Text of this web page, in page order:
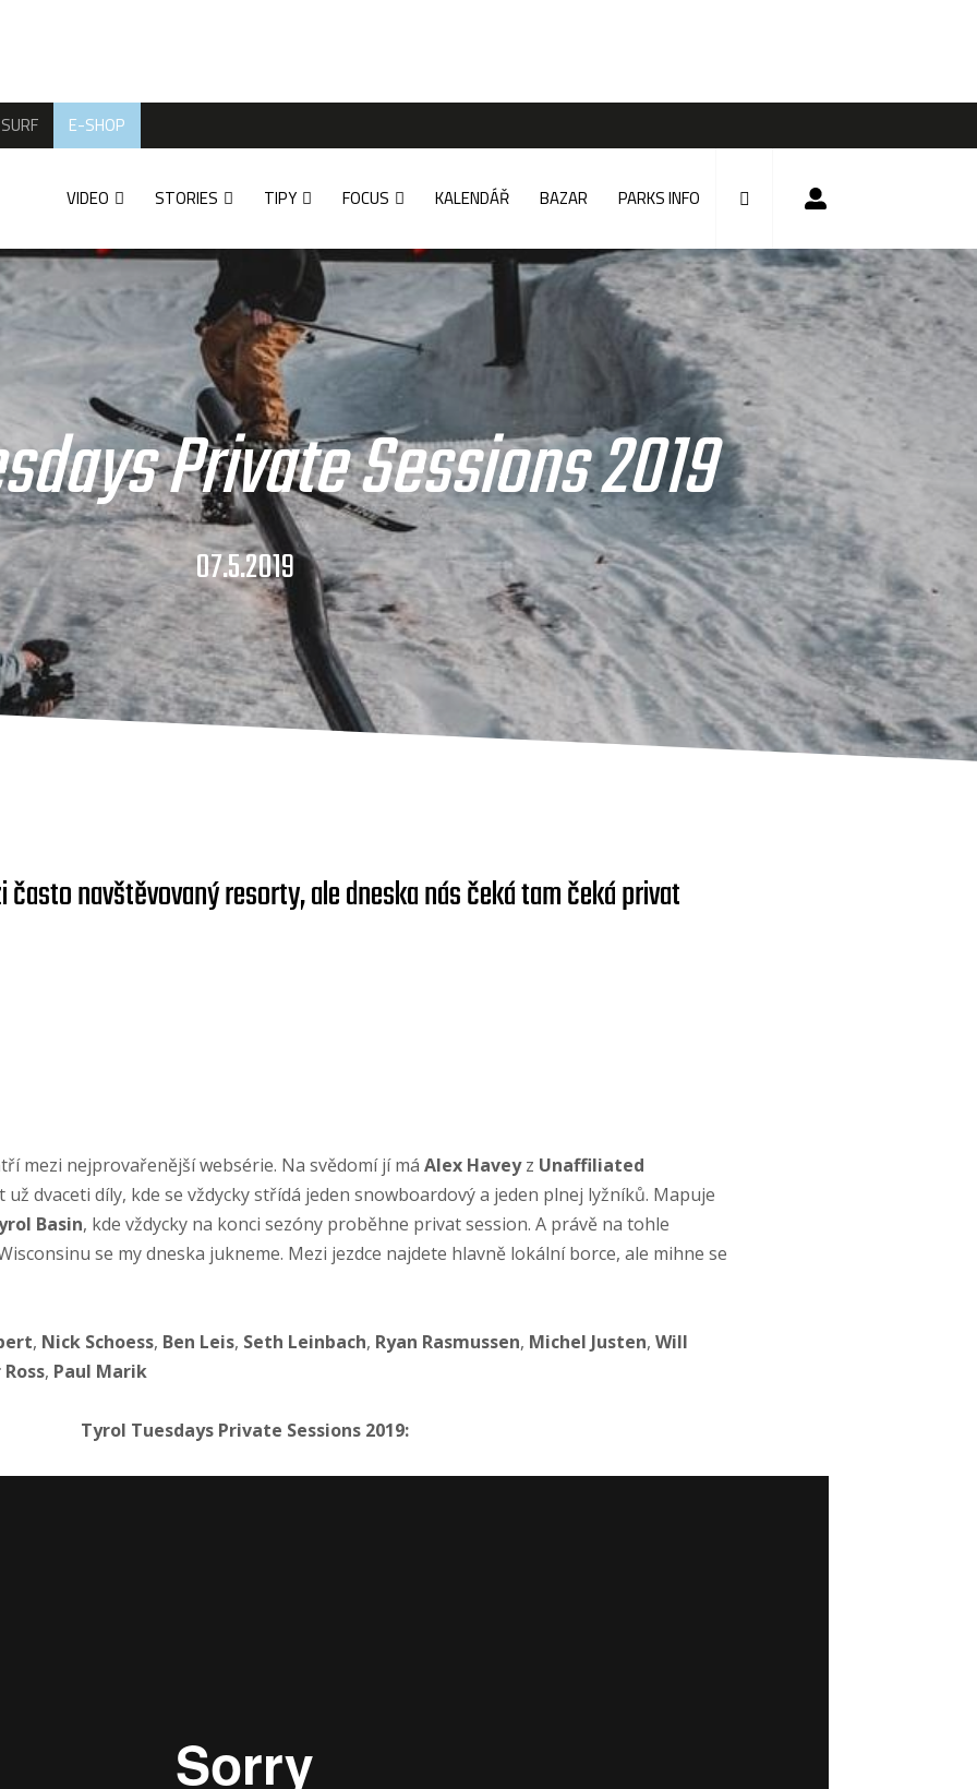
SURF E-SHOP
VIDEO STORIES TIPY FOCUS KALENDÁŘ BAZAR PARKS INFO
Private Sessions 2019
07.5.2019
navštěvovaný resorty, ale dneska nás čeká tam čeká privat
mezi nejprovařenější websérie. Na svědomí jí má Alex Haveyz Unaffiliated
už dvaceti díly, kde se vždycky střídá jeden snowboardový a jeden plnej lyžníků. Mapuje
Basin, kde vždycky na konci sezóny proběhne privat session. A právě na tohle
se my dneska jukneme. Mezi jezdce najdete hlavně lokální borce, ale mihne se
, Nick Schoess, Ben Leis, Seth Leinbach, Ryan Rasmussen, Michel Justen, Will
, Paul Marik
Tyrol Tuesdays Private Sessions 2019: